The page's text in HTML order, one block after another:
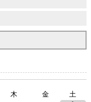
木 金
土